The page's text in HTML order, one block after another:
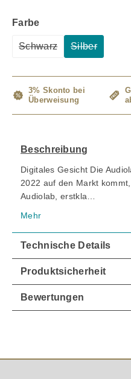
Farbeauswählen
Schwarz Silber
3% Skonto bei
Überweisung
Beschreibung
Digitales Gesicht Die
2022 auf den Markt
Audiolab, erstkla…
Mehr
Technische Details
Produktsicherheit
Bewertungen